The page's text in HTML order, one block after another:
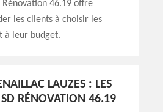
46.19 offre
les clients à choisir les
à leur budget.
LAUZES : LES
RÉNOVATION 46.19